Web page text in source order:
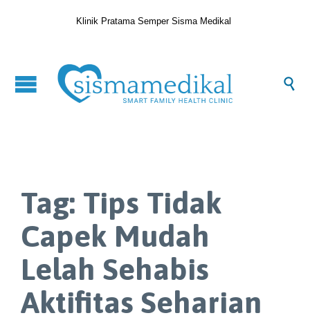
Klinik Pratama Semper Sisma Medikal

Tag: Tips Tidak
Capek Mudah
Lelah Sehabis
Aktifitas Seharian